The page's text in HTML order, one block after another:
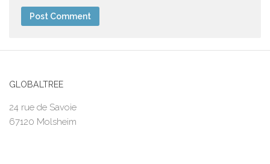
GLOBALTREE
24 rue de Savoie
67120 Molsheim